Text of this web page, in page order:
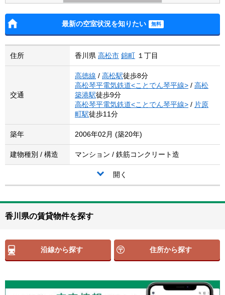
最新の空室状況を知りたい
住所 香川県 高松市 錦町 １丁目
交通
高徳線 / 高松駅徒歩8分
高松琴平電気鉄道<ことでん琴平線> / 高松
築港駅徒歩9分
高松琴平電気鉄道<ことでん琴平線> / 片原
町駅徒歩11分
築年 2006年02月 (築20年)
建物種別 / 構造 マンション / 鉄筋コンクリート造
開く
香川県の賃貸物件を探す
沿線から探す 住所から探す